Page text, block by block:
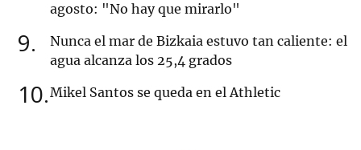
agosto: "No hay que mirarlo"
9
Nunca el mar de Bizkaia estuvo tan caliente: el
agua alcanza los 25,4 grados
10 Mikel Santos se queda en el Athletic